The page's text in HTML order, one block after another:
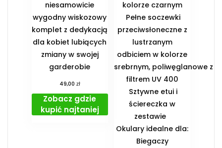
niesamowicie
wygodny wiskozowy
komplet z dedykacją
dla kobiet lubiących
zmiany w swojej
garderobie
49,00 zł
Zobacz gdzie
kupić najtaniej
kolorze czarnym
Pełne soczewki
przeciwsłoneczne z
lustrzanym
odbiciem w kolorze
srebrnym, poliwęglanowe z
filtrem UV 400
Sztywne etui i
ściereczka w
zestawie
️Okulary idealne dla:
️ Biegaczy ️